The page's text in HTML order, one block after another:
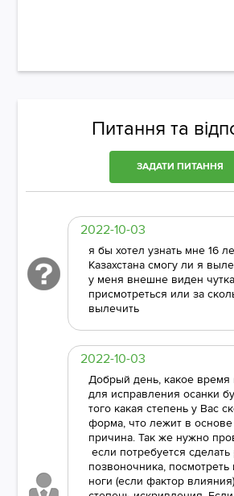
Питання та
ЗАДАТИ ПИТАННЯ
2022-10-03
я бы хотел узнать мне 16
Казахстана смогу ли я
у меня внешне виден
присмотреться или за
вылечить
2022-10-03
Добрый день, какое время
для исправления осанки
того какая степень у Вас
форма, что лежит в
причина. Так же нужно
если потребуется сделать
позвоночника,
ноги (если фактор